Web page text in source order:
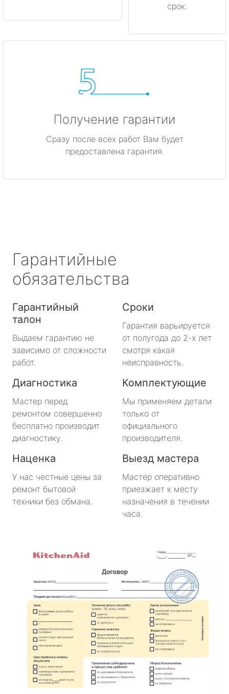
срок.
Получение гарантии
Сразу после всех работ Вам будет
предоставлена гарантия.
Гарантийные
обязательства
Гарантийный
талон
Выдаем гарантию не
зависимо от сложности
работ.
Сроки
Гарантия варьируется
от полугода до 2-х лет
смотря какая
неисправность.
Диагностика
Мастер перед
ремонтом совершенно
бесплатно производит
диагностику.
Комплектующие
Мы применяем детали
только от
официального
производителя.
Наценка
У нас честные цены за
ремонт бытовой
техники без обмана.
Выезд мастера
Мастер оперативно
приезжает к месту
назначения в течении
часа.